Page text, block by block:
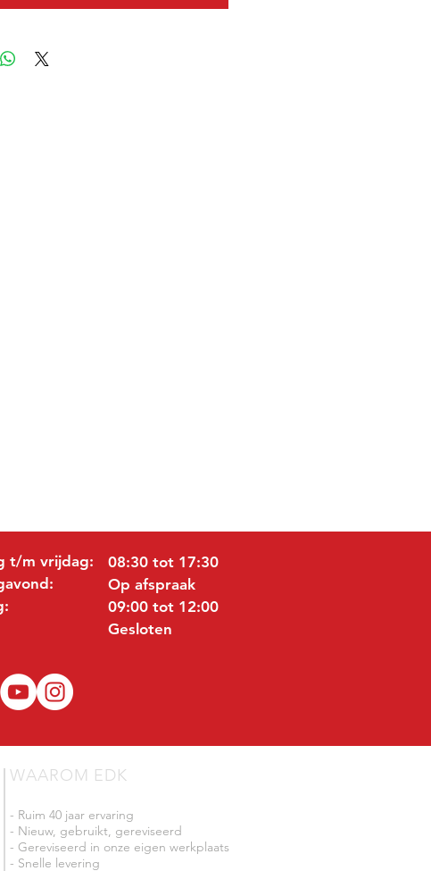
t/m vrijdag:
08:30 tot 17:30
Op afspraak
09:00 tot 12:00
Gesloten
WAAROM EDK
- Ruim 40 jaar ervaring
- Nieuw, gebruikt, gereviseerd
- Gereviseerd in onze eigen werkplaats
- Snelle levering